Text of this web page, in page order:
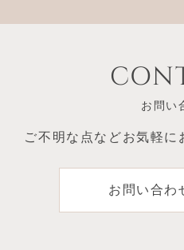
お問い
ご不明な点などお気軽に
お問い合わ